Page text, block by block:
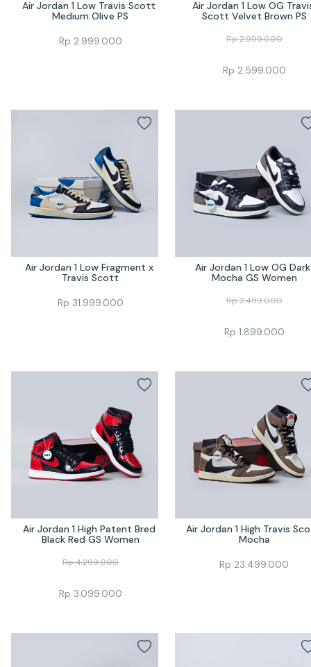
Air Jordan 1 Low Travis Scott
Medium Olive PS
Rp 2.999.000
Air Jordan 1 Low OG
Scott Velvet Brown PS
Rp2.999.000
Rp 2.599.000
Air Jordan 1 Low Fragment x
Travis Scott
Rp 31.999.000
Air Jordan 1 Low OG Dark
Mocha GS Women
Rp2.499.000
Rp 1.899.000
Air Jordan 1 High Patent Bred
Black Red GS Women
Rp4.299.000
Rp 3.099.000
Air Jordan 1 High Travis
Mocha
Rp 23.499.000